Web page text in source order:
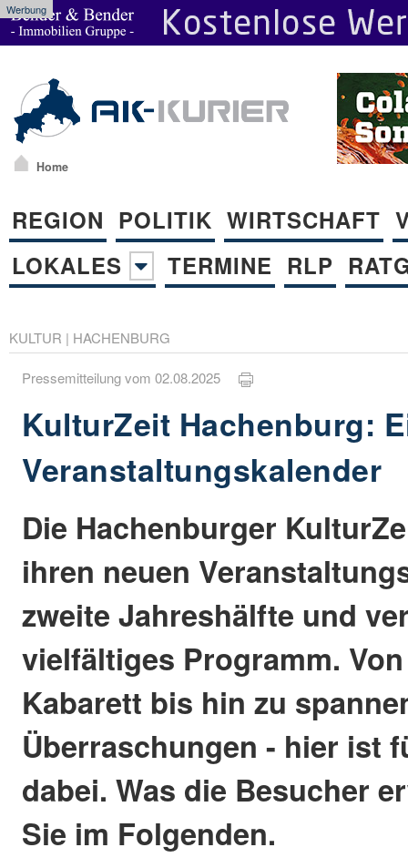
Werbung
Home
REGION POLITIK WIRTSCHAFT
LOKALES
TERMINE RLP
KULTUR | HACHENBURG
Pressemitteilung vom 02.08.2025
KulturZeit Hachenburg:
Veranstaltungskalender
Die Hachenburger
ihren neuen
zweite Jahreshälfte und
vielfältiges Programm.
Kabarett bis hin zu
Überraschungen - hier ist
dabei. Was die Besucher
Sie im Folgenden.